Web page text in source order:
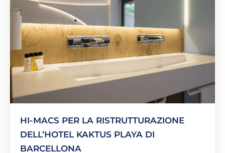
HI-MACS PER LA RISTRUTTURAZIONE
DELL’HOTEL KAKTUS PLAYA DI
BARCELLONA